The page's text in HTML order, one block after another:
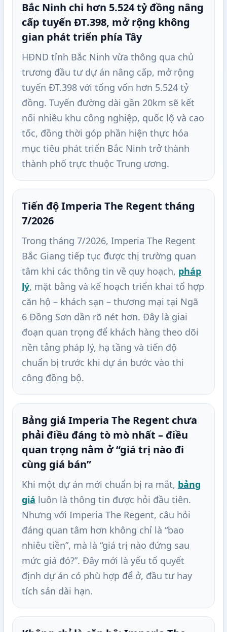
Bắc Ninh chi hơn 5.524 tỷ đồng nâng
cấp tuyến ĐT.398, mở rộng không
gian phát triển phía Tây
HĐND tỉnh Bắc Ninh vừa thông qua chủ
trương đầu tư dự án nâng cấp, mở rộng
tuyến ĐT.398 với tổng vốn hơn 5.524 tỷ
đồng. Tuyến đường dài gần 20km sẽ kết
nối nhiều khu công nghiệp, quốc lộ và cao
tốc, đồng thời góp phần hiện thực hóa
mục tiêu phát triển Bắc Ninh trở thành
thành phố trực thuộc Trung ương.
Tiến độ Imperia The Regent tháng
7/2026
Trong tháng 7/2026, Imperia The Regent
Bắc Giang tiếp tục được thị trường quan
tâm khi các thông tin về quy hoạch, pháp
lý, mặt bằng và kế hoạch triển khai tổ hợp
căn hộ – khách sạn – thương mại tại Ngã
6 Đồng Sơn dần rõ nét hơn. Đây là giai
đoạn quan trọng để khách hàng theo dõi
nền tảng pháp lý, hạ tầng và tiến độ
chuẩn bị trước khi dự án bước vào thi
công đồng bộ.
Bảng giá Imperia The Regent chưa
phải điều đáng tò mò nhất – điều
quan trọng nằm ở “giá trị nào đi
cùng giá bán”
Khi một dự án mới chuẩn bị ra mắt, bảng
giá luôn là thông tin được hỏi đầu tiên.
Nhưng với Imperia The Regent, câu hỏi
đáng quan tâm hơn không chỉ là “bao
nhiêu tiền”, mà là “giá trị nào đứng sau
mức giá đó?”. Đây mới là yếu tố quyết
định dự án có phù hợp để ở, đầu tư hay
tích sản dài hạn.